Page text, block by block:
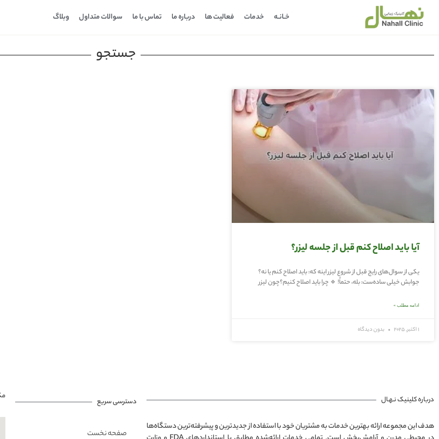
خـانـه خدمات فعالیت ها درباره ما تماس با ما سوالات متداول وبلاگ
جستجو
آیا باید اصلاح کنم قبل از جلسه لیزر؟
یکی از سوال‌های رایج قبل از شروع لیزر اینه که: باید اصلاح کنم یا نه؟
جوابش خیلی ساده‌ست: بله، حتماً! 🔹 چرا باید اصلاح کنیم؟چون لیزر
ادامه مطلب »
1 اکتبر, 2025 بدون دیدگاه
درباره کلینیک نـهـال
هدف این مجموعه ارائه بهترین خدمات به مشتریان خود با استفاده از جدیدترین و پیشرفته‌ترین دستگاه‌ها
دسترسی سریع
صفحه نخست